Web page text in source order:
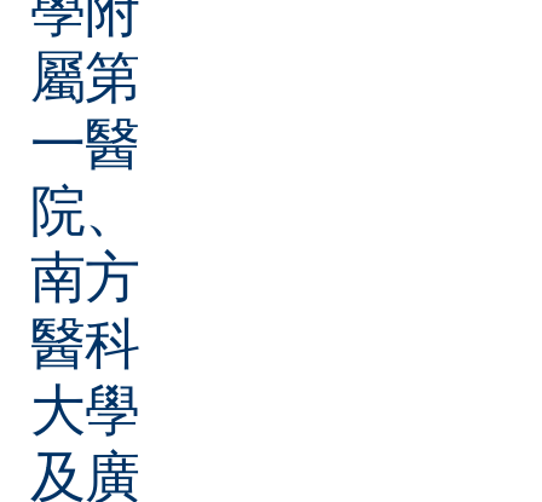
屬第
一醫
院、
南方
醫科
大學
及廣